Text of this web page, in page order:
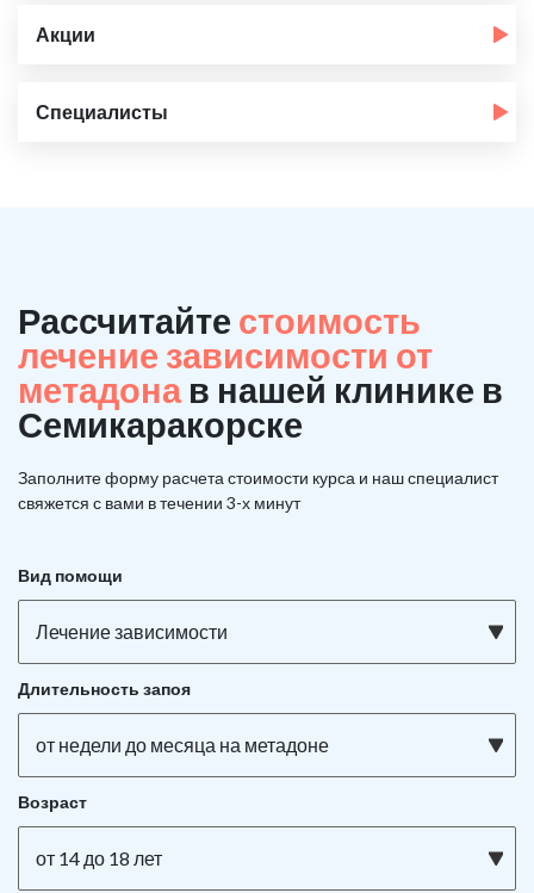
Акции
Специалисты
Рассчитайте стоимость
лечение зависимости от
метадона в нашей клинике в
Семикаракорске
Заполните форму расчета стоимости курса и наш специалист
свяжется с вами в течении 3-х минут
Вид помощи
Лечение зависимости
Длительность запоя
от недели до месяца на метадоне
Возраст
от 14 до 18 лет